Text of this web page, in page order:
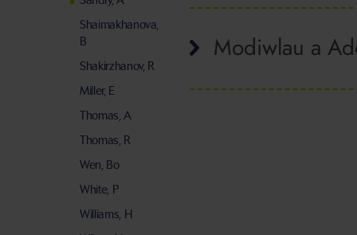
Modiwlau a
Shaimakhanova,
B
Shakirzhanov, R
Miller, E
Thomas, A
Thomas, R
Wen, Bo
White, P
Williams, H